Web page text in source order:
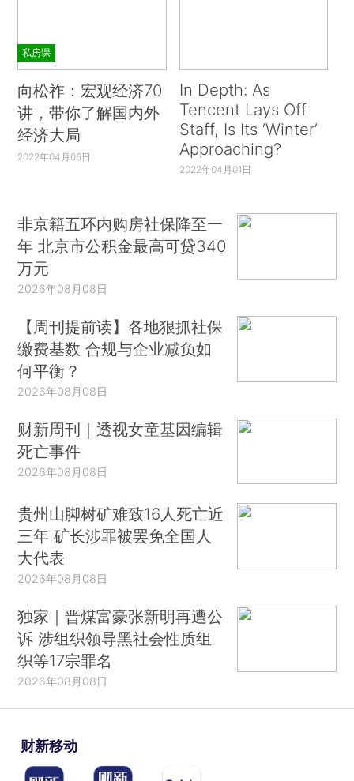
私房课
向松祚：宏观经济70
讲，带你了解国内外
经济大局
2022年04月06日
In Depth: As
Tencent Lays Off
Staff, Is Its ‘Winter’
Approaching?
2022年04月01日
非京籍五环内购房社保降至一
年 北京市公积金最高可贷340
万元
2026年08月08日
【周刊提前读】各地狠抓社保
缴费基数 合规与企业减负如
何平衡？
2026年08月08日
财新周刊｜透视女童基因编辑
死亡事件
2026年08月08日
贵州山脚树矿难致16人死亡近
三年 矿长涉罪被罢免全国人
大代表
2026年08月08日
独家｜晋煤富豪张新明再遭公
诉 涉组织领导黑社会性质组
织等17宗罪名
2026年08月08日
财新移动